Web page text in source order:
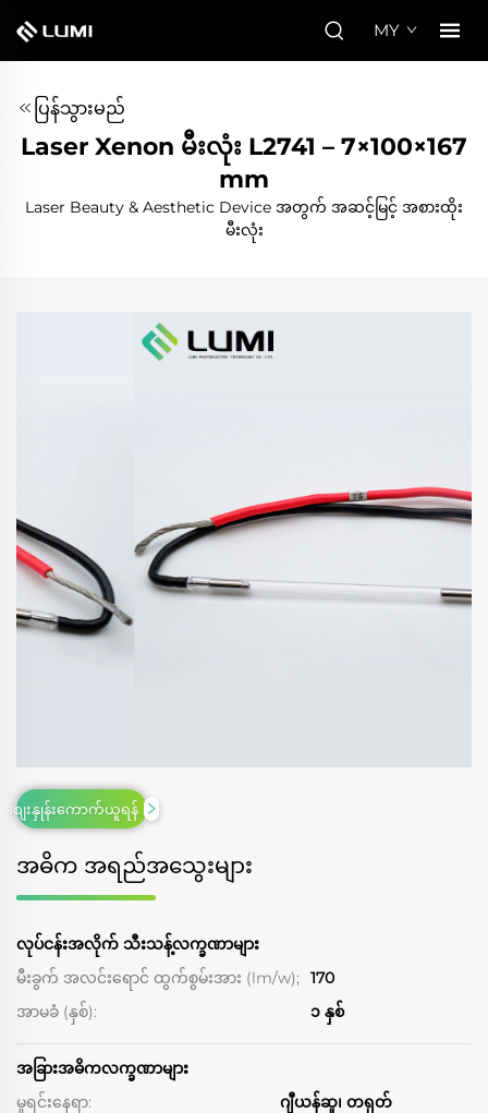
MY
ပြန်သွားမည်
Laser Xenon မီးလုံး L2741 – 7×100×167
mm
Laser Beauty & Aesthetic Device အတွက် အဆင့်မြင့် အစားထိုး
မီးလုံး
အဓိက အရည်အသွေးများ
လုပ်ငန်းအလိုက် သီးသန့်လက္ခဏာများ
မီးခွက် အလင်းရောင် ထွက်စွမ်းအား (lm/w);
170
အာမခံ (နှစ်):
၁ နှစ်
အခြားအဓိကလက္ခဏာများ
မူရင်းနေရာ:
ဂျီယန်ဆူ၊ တရုတ်
စျေးနှုန်းကောက်ယူရန်